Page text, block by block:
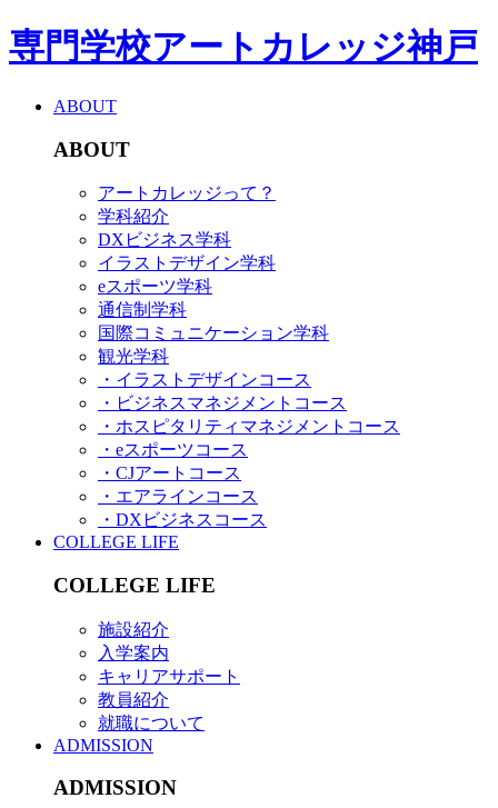
専門学校アートカレッジ神戸
ABOUT
ABOUT
アートカレッジって？
学科紹介
DXビジネス学科
イラストデザイン学科
eスポーツ学科
通信制学科
国際コミュニケーション学科
観光学科
・イラストデザインコース
・ビジネスマネジメントコース
・ホスピタリティマネジメントコース
・eスポーツコース
・CJアートコース
・エアラインコース
・DXビジネスコース
COLLEGE LIFE
COLLEGE LIFE
施設紹介
入学案内
キャリアサポート
教員紹介
就職について
ADMISSION
ADMISSION